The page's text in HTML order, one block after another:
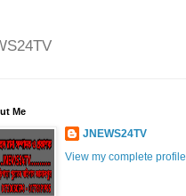
Me
JNEWS24TV
View my complete profile